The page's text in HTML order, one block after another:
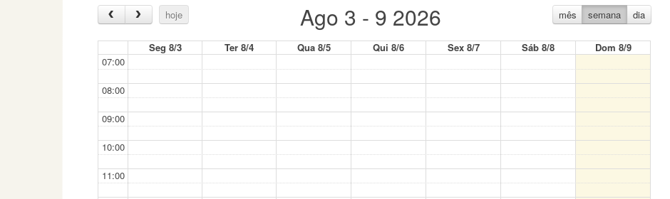
hoje mês semana dia
Ago 3 - 9 2026
Seg 8/3 Ter 8/4 Qua 8/5 Qui 8/6 Sex 8/7 Sáb 8/8
Dom 8/9
07:00
08:00
09:00
10:00
11:00